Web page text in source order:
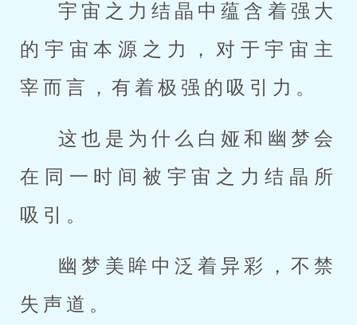
宇宙之力结晶中蕴含着强大
的宇宙本源之力，对于宇宙主
宰而言，有着极强的吸引力。
这也是为什么白娅和幽梦会
在同一时间被宇宙之力结晶所
吸引。
幽梦美眸中泛着异彩，不禁
失声道。